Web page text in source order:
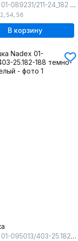
01-089231/211-24_182 натуральный
, 54, 56
В корзину
01-095013/403-25.182-188 темно-синий-белый